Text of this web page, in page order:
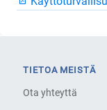
TIETOA MEISTÄ
Ota yhteyttä